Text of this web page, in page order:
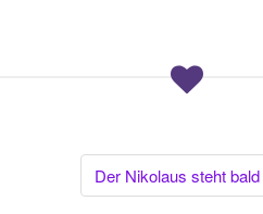
Der Nikolaus steht